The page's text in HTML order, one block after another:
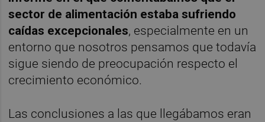
sector de alimentación estaba sufriendo
caídas excepcionales, especialmente en un
entorno que nosotros pensamos que todavía
sigue siendo de preocupación respecto el
crecimiento económico.
Las conclusiones a las que llegábamos eran